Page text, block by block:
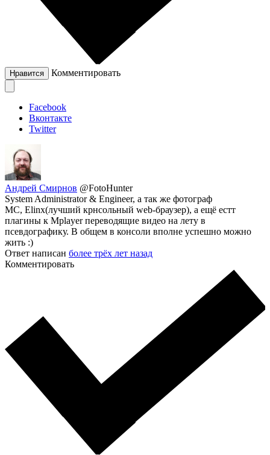
Нравится Комментировать
Facebook
Вконтакте
Twitter
Андрей Смирнов @FotoHunter
System Administrator & Engineer, а так же фотограф
MC, Elinx(лучший крнсольный web-браузер), а ещё естт
плагины к Mplayer переводящие видео на лету в
псевдографику. В общем в консоли вполне успешно можно
жить :)
Ответ написан более трёх лет назад
Комментировать